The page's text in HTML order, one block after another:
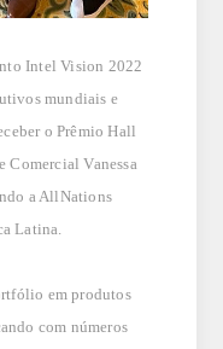
Intel Vision 2022
mundiais e
o Prêmio Hall
Comercial Vanessa
aAllNations
Latina.
em produtos
com números